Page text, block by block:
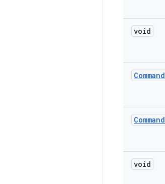
void
Command
Command
void